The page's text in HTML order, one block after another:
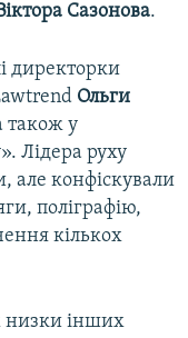
Сазонова.
директорки
Ольги
також у
Лідера руху
але конфіскували
поліграфію,
кількох
низки інших